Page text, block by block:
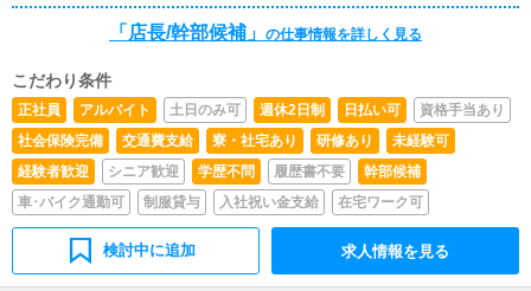
も大歓迎です！※仕事を始める際には本籍地記載の住民票
（発行3ヶ月以内）および顔写真付きの身分証明書が必要
「店長/幹部候補」 の仕事情報を詳しく見る
こだわり条件
正社員 アルバイト 土日のみ可 週休2日制 日払い可
資格手当あり
社会保険完備
交通費支給 寮・社宅あり 研修あり
未経験可
経験者歓迎
シニア歓迎 学歴不問 履歴書不要
幹部候補
車･バイク通勤可
制服貸与 入社祝い金支給 在宅ワーク可
検討中に追加 求人情報を見る